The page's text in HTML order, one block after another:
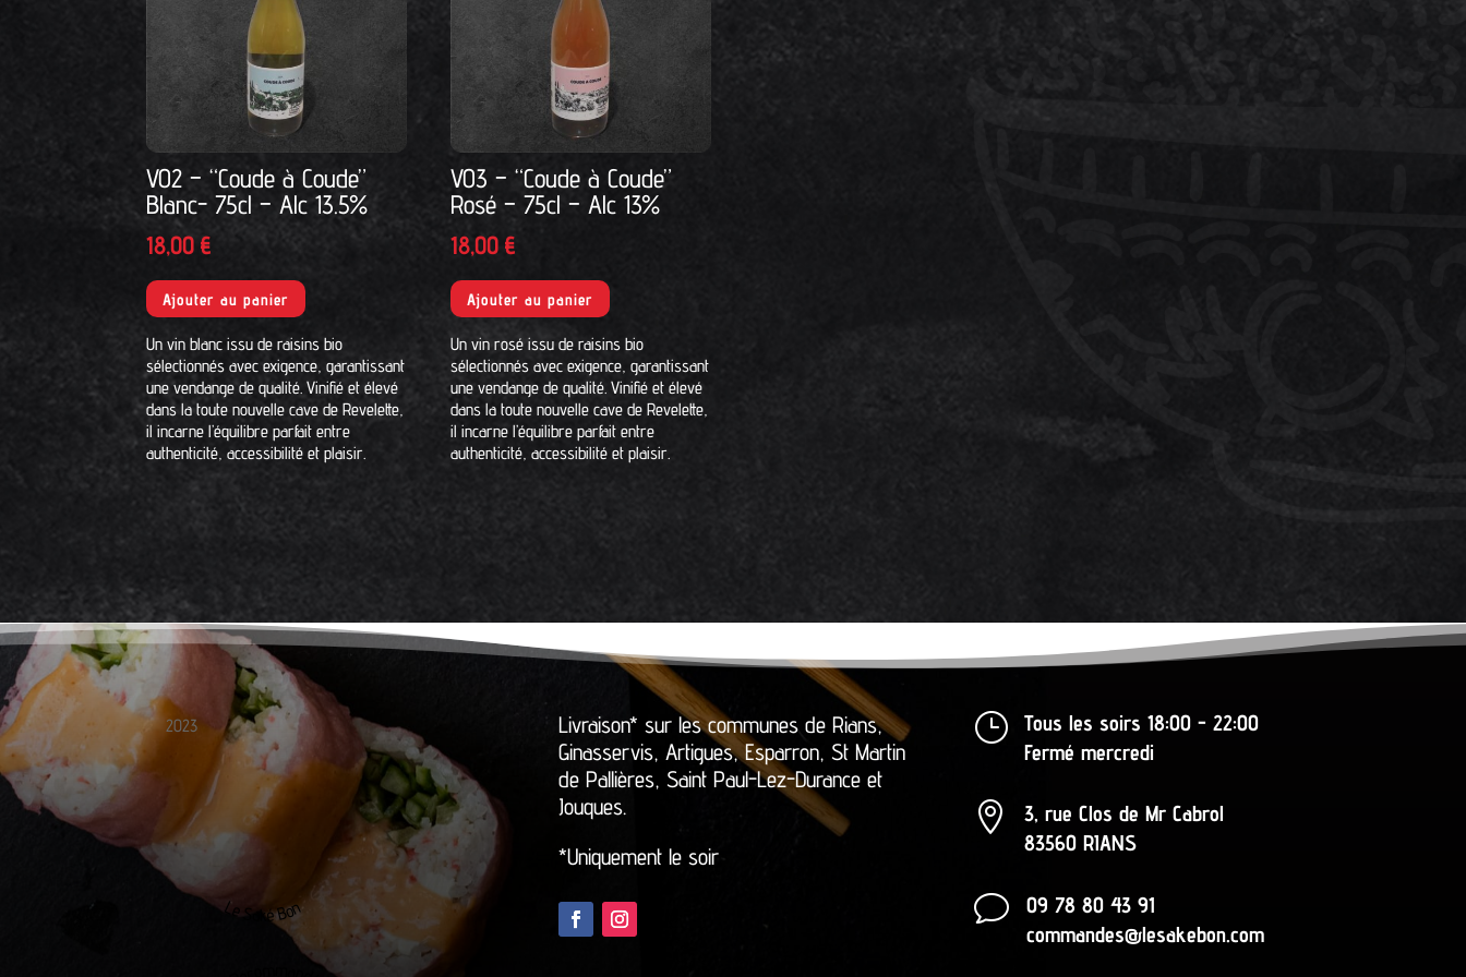
V02 – “Coude à Coude”
Blanc- 75cl – Alc 13.5%
18,00€
Ajouter au panier
Un vin blanc issu de raisins bio
sélectionnés avec exigence, garantissant
une vendange de qualité. Vinifié et élevé
dans la toute nouvelle cave de Revelette,
il incarne l’équilibre parfait entre
authenticité, accessibilité et plaisir.
V03 – “Coude à Coude”
Rosé – 75cl – Alc 13%
18,00€
Ajouter au panier
Un vin rosé issu de raisins bio
sélectionnés avec exigence, garantissant
une vendange de qualité. Vinifié et élevé
dans la toute nouvelle cave de Revelette,
il incarne l’équilibre parfait entre
authenticité, accessibilité et plaisir.
2023
Le Saké Bon
Livraison* sur les communes de Rians,
Ginasservis, Artigues, Esparron, St Martin
de Pallières, Saint Paul-Lez-Durance et
Jouques.
*Uniquement le soir
}
Tous les soirs 18:00 - 22:00
Fermé mercredi

3, rue Clos de Mr Cabrol
83560 RIANS
v
09 78 80 43 91
commandes@lesakebon.com